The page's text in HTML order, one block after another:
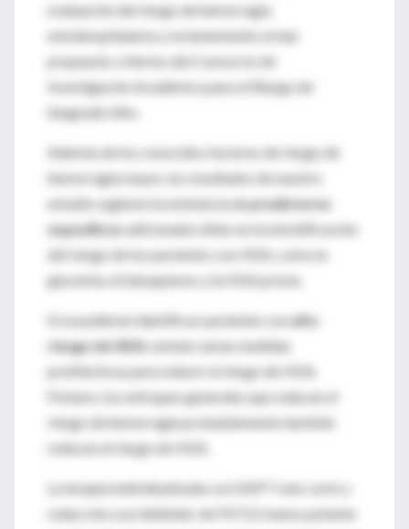
evaluación del riesgo de hemorragia
extrahospitalaria y recientemente se han
propuesto criterios del Consorcio de
Investigación Académica para el Riesgo de
Sangrado Alto.
Además de los conocidos factores de riesgo de
hemorragia mayor, los resultados de nuestro
estudio sugieren la existencia depredictores
específicosadicionales útiles en la estratificación
del riesgo de los pacientes con HDA, como la
glucemia, el tabaquismo y la HDA previa.
Si se pudieran identificar pacientes conalto
riesgo de HDA, existen varias medidas
profilácticas para reducir el riesgo de HDA.
Primero, los enfoques generales que reducen el
riesgo de hemorragia probablemente también
reducen el riesgo de HDA.
La terapia individualizada con DAPT más corto y
reducción a un inhibidor de P2Y12 menos potente